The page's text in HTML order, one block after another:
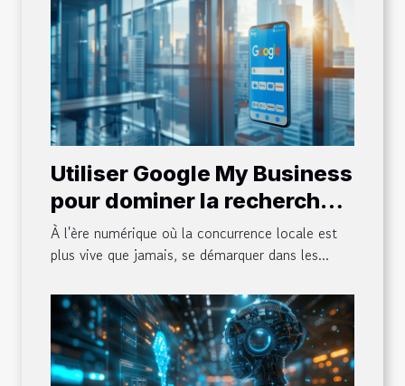
Utiliser Google My Business
pour dominer la recherche
locale en 2023
À l'ère numérique où la concurrence locale est
plus vive que jamais, se démarquer dans les...